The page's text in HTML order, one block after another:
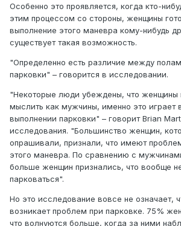
Особенно это проявляется, когда кто-
этим процессом со стороны, женщины
выполнение этого маневра кому-нибудь
существует такая возможность.
"Определенно есть различие между
парковки" – говорится в исследовании.
"Некоторые люди убеждены, что женщины
мыслить как мужчины, именно это играет
выполнении парковки" – говорит Brian
исследования. "Большинство женщин,
опрашивали, признали, что имеют
этого маневра. По сравнению с
больше женщин признались, что вообще
парковаться".
Но это исследование вовсе не означает,
возникает проблем при парковке. 75%
что волнуются больше, когда за ними